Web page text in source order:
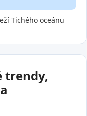
Tichého oceánu
trendy,